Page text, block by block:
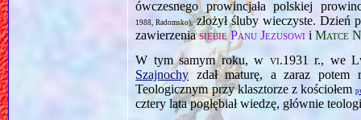
ówczesnego prowincjała polskiej
1988, Radomsko),złożył śluby wieczyste. Dzień
zawierzeniasiebie Panu Jezusowi iMatce
W tym samym roku, w vi.1931 r., we
Szajnochy zdał maturę, a zaraz potem
Teologicznym przy klasztorze z kościołem
cztery lata pogłębiał wiedzę, głównie